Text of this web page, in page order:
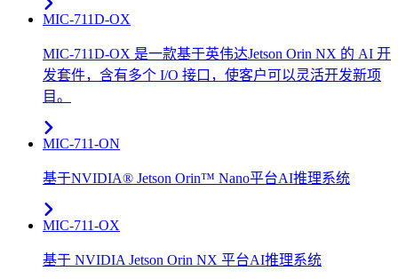
MIC-711D-OX
MIC-711D-OX 是一款基于英伟达Jetson Orin NX 的 AI 开
发套件，含有多个 I/O 接口，使客户可以灵活开发新项
目。
MIC-711-ON
基于NVIDIA® Jetson Orin™ Nano平台AI推理系统
MIC-711-OX
基于 NVIDIA Jetson Orin NX 平台AI推理系统